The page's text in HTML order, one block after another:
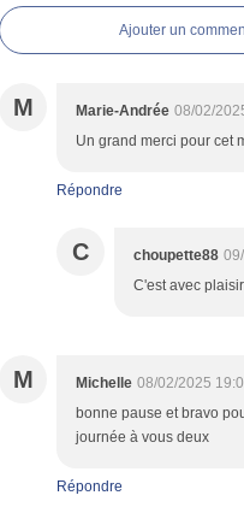
Ajouter un
M Marie-Andrée 08/02/
Un grand merci pour cet
Répondre
C choupette88
C'est avec
M Michelle 08/02/2025
bonne pause et bravo
journée à vous deux
Répondre